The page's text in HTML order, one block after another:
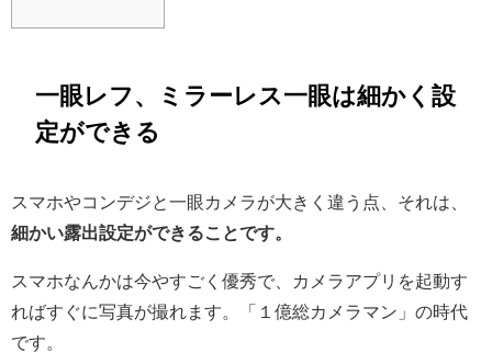
一眼レフ、ミラーレス一眼は細かく設
定ができる
スマホやコンデジと一眼カメラが大きく違う点、それは、
細かい露出設定ができることです。
スマホなんかは今やすごく優秀で、カメラアプリを起動す
ればすぐに写真が撮れます。「１億総カメラマン」の時代
です。